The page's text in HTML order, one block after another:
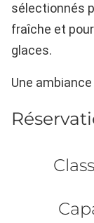
sélectionnés
fraîche et
glaces.
Une